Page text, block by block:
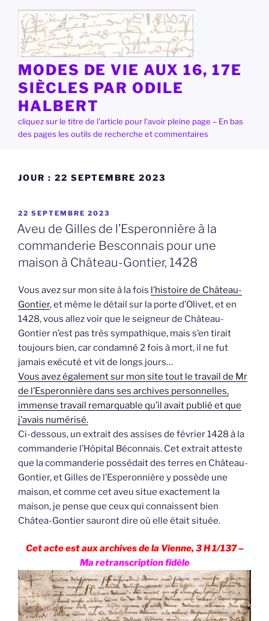
contenu
principal
MODES DE VIE AUX 16, 17E
SIÈCLES PAR ODILE
HALBERT
cliquez sur le titre de l'article pour l'avoir pleine page – En bas
des pages les outils de recherche et commentaires
JOUR : 22 SEPTEMBRE 2023
PUBLIÉ
LE
22 SEPTEMBRE 2023
Aveu de Gilles de l’Esperonnière à la
commanderie Besconnais pour une
maison à Château-Gontier, 1428
Vous avez sur mon site à la fois l’histoire de Château-
Gontier, et même le détail sur la porte d’Olivet, et en
1428, vous allez voir que le seigneur de Château-
Gontier n’est pas très sympathique, mais s’en tirait
toujours bien, car condamné 2 fois à mort, il ne fut
jamais exécuté et vit de longs jours…
Vous avez également sur mon site tout le travail de Mr
de l’Esperonnière dans ses archives personnelles,
immense travail remarquable qu’il avait publié et que
j’avais numérisé.
Ci-dessous, un extrait des assises de février 1428 à la
commanderie l’Hôpital Béconnais. Cet extrait atteste
que la commanderie possédait des terres en Château-
Gontier, et Gilles de l’Esperonnière y possède une
maison, et comme cet aveu situe exactement la
maison, je pense que ceux qui connaissent bien
Châtea-Gontier sauront dire où elle était située.
Cet acte est aux archives de la Vienne, 3 H 1/137 –
Ma retranscription fidèle